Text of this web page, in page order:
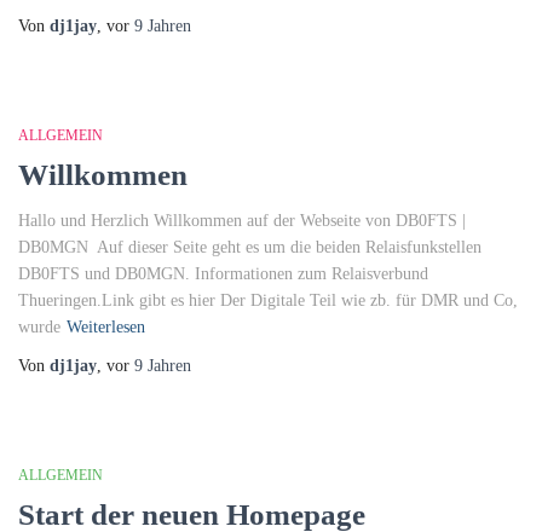
Von dj1jay, vor 9 Jahren
ALLGEMEIN
Willkommen
Hallo und Herzlich Willkommen auf der Webseite von DB0FTS |
DB0MGN Auf dieser Seite geht es um die beiden Relaisfunkstellen
DB0FTS und DB0MGN. Informationen zum Relaisverbund
Thueringen.Link gibt es hier Der Digitale Teil wie zb. für DMR und Co,
wurde Weiterlesen
Von dj1jay, vor 9 Jahren
ALLGEMEIN
Start der neuen Homepage